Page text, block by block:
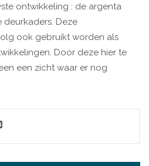
ontwikkeling : de argenta
deurkaders. Deze
ook gebruikt worden als
Door deze hier te
een zicht waar er nog